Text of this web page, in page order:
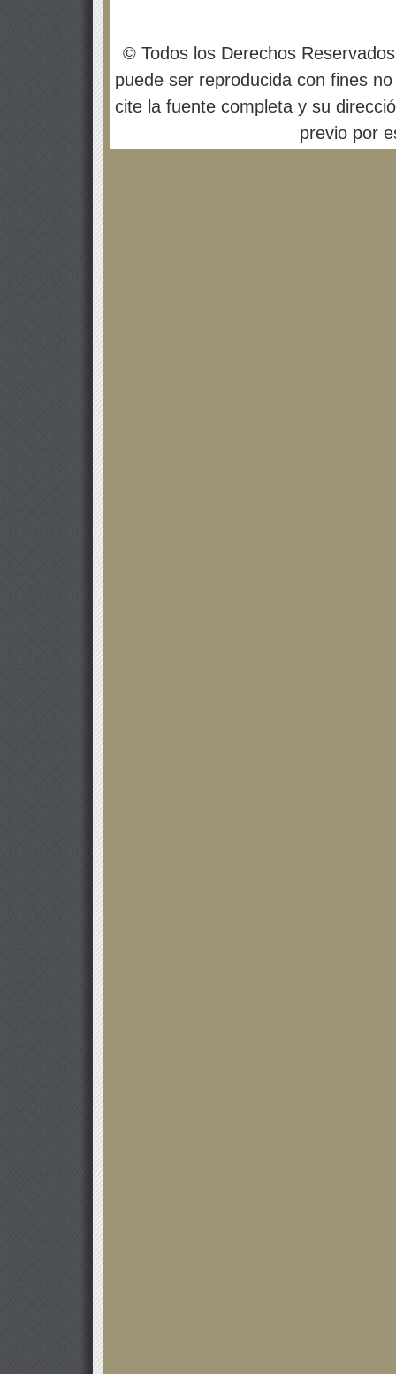
© Todos los Derechos
puede ser reproducida con fines
cite la fuente completa y su
previo por